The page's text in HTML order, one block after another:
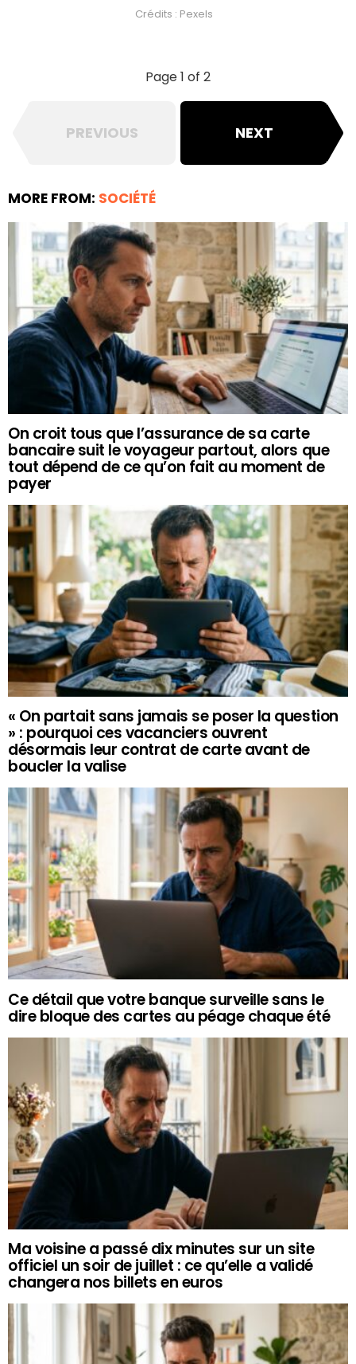
Crédits : Pexels
Page 1 of 2
PREVIOUS NEXT
MORE FROM: SOCIÉTÉ
On croit tous que l’assurance de sa carte
bancaire suit le voyageur partout, alors que
tout dépend de ce qu’on fait au moment de
payer
« On partait sans jamais se poser la question
» : pourquoi ces vacanciers ouvrent
désormais leur contrat de carte avant de
boucler la valise
Ce détail que votre banque surveille sans le
dire bloque des cartes au péage chaque été
Ma voisine a passé dix minutes sur un site
officiel un soir de juillet : ce qu’elle a validé
changera nos billets en euros